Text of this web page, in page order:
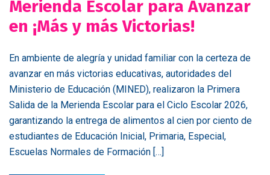
Merienda Escolar para Avanzar
en ¡Más y más Victorias!
En ambiente de alegría y unidad familiar con la certeza de
avanzar en más victorias educativas, autoridades del
Ministerio de Educación (MINED), realizaron la Primera
Salida de la Merienda Escolar para el Ciclo Escolar 2026,
garantizando la entrega de alimentos al cien por ciento de
estudiantes de Educación Inicial, Primaria, Especial,
Escuelas Normales de Formación […]